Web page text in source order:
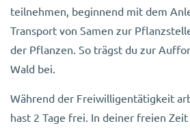
teilnehmen, beginnend mit dem
Transport von Samen zur
der Pflanzen. So trägst du zur
Wald bei.
Während der Freiwilligentätigkeit
hast 2 Tage frei. In deiner freien